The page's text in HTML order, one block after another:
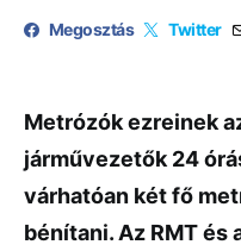
Megosztás Twitter
Metrózók ezreinek
járművezetők 24
várhatóan két fő
bénítani. Az RMT és